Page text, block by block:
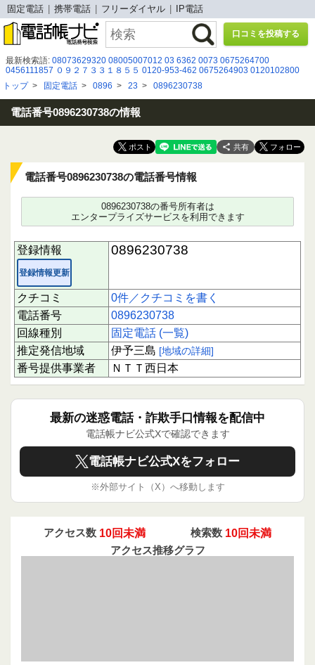
固定電話 携帯電話 フリーダイヤル IP電話
口コミを投稿する
最新検索語: 08073629320 08005007012 03 6362 0073 0675264700
0456111857 ０９２７３３１８５５ 0120-953-462 0675264903 0120102800
0120032600
0120-899-543
080-2026-8139 08043253324 080-0500-0294 0120961887
0120165745 05055367765 0120938376 0877465111 08007003444
08094139342
トップ> 固定電話 > 0896 > 23 > 0896230738
電話番号0896230738の情報
共有
電話番号0896230738の電話番号情報
0896230738の番号所有者は
エンタープライズサービスを利用できます
登録情報
登録情報更新
0896230738
クチコミ
0件／クチコミを書く
電話番号
0896230738
回線種別
固定電話 (一覧)
推定発信地域
伊予三島 [地域の詳細]
番号提供事業者 ＮＴＴ西日本
最新の迷惑電話・詐欺手口情報を配信中
電話帳ナビ公式Xで確認できます
電話帳ナビ公式Xをフォロー
※外部サイト（X）へ移動します
アクセス数 10回未満 検索数 10回未満
アクセス推移グラフ